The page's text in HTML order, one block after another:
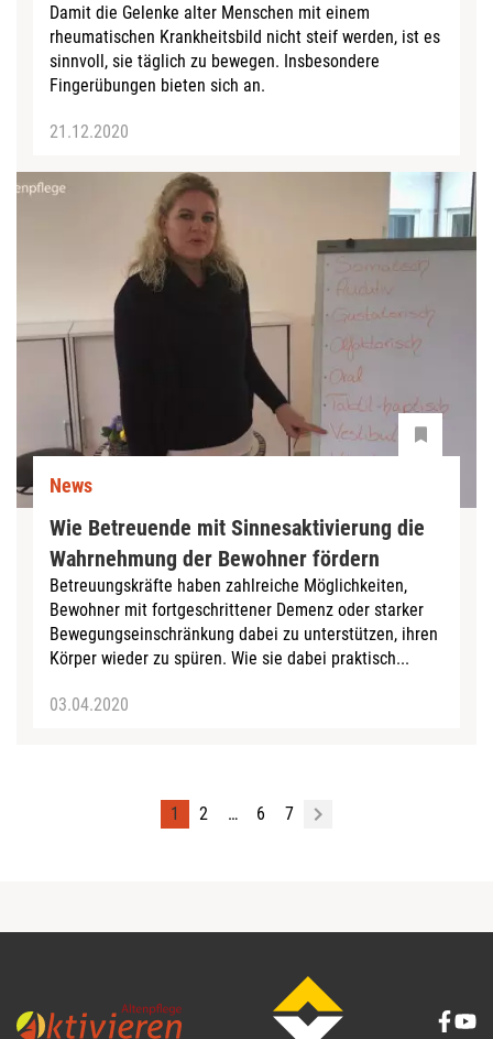
Damit die Gelenke alter Menschen mit einem
rheumatischen Krankheitsbild nicht steif werden, ist es
sinnvoll, sie täglich zu bewegen. Insbesondere
Fingerübungen bieten sich an.
21.12.2020
News
Wie Betreuende mit Sinnesaktivierung die
Wahrnehmung der Bewohner fördern
Betreuungskräfte haben zahlreiche Möglichkeiten,
Bewohner mit fortgeschrittener Demenz oder starker
Bewegungseinschränkung dabei zu unterstützen, ihren
Körper wieder zu spüren. Wie sie dabei praktisch...
03.04.2020
1 2 … 6 7